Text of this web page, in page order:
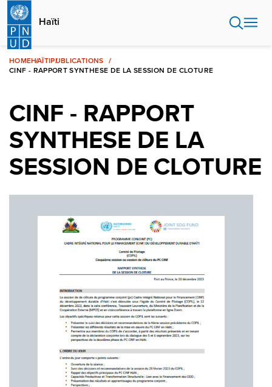
Aller
contenu
principal
Haïti
HOMEHAÏTIPUBLICATIONS
CINF - RAPPORT SYNTHESE DE LA SESSION DE CLOTURE
CINF - RAPPORT
SYNTHESE DE LA
SESSION DE CLOTURE